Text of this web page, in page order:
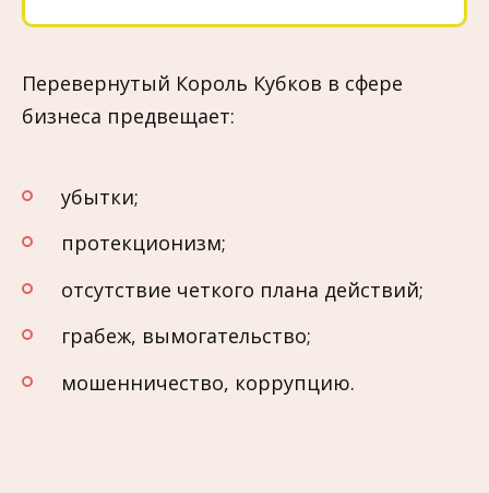
Перевернутый Король Кубков в сфере
бизнеса предвещает:
убытки;
протекционизм;
отсутствие четкого плана действий;
грабеж, вымогательство;
мошенничество, коррупцию.